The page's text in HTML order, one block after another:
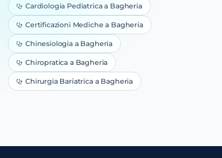
Cardiologia Pediatricaa Bagheria
Certificazioni Mediche a Bagheria
Chinesiologiaa Bagheria
Chiropratica a Bagheria
Chirurgia Bariatricaa Bagheria